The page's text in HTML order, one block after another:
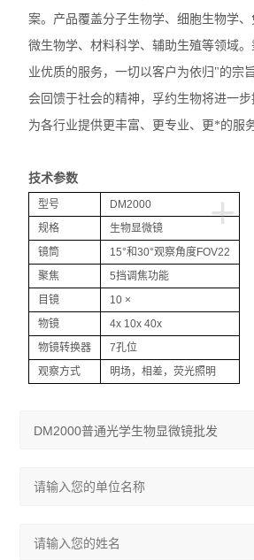
徕卡DM3000生物显微镜
徕卡DM2000生物显微镜
徕卡DM1000生物显微镜
徕卡DM750生物显微镜
徕卡DM500生物显微镜
尼康E200生物显微镜
尼康SMZ745T体视显微镜
尼康SMZ745体视显微镜
尼康Si生物显微镜
尼康Ei生物显微镜
奥林巴斯SZ51体视显微镜
案。产品覆盖分子生物学、细胞生物学、
微生物学、材料科学、辅助生殖等领域
业优质的服务，一切以客户为依归"的宗
会回馈于社会的精神，孚约生物将进一步
为各行业提供更丰富、更专业、更*的服务
技术参数
+
型号
DM2000
规格
生物显微镜
镜筒
15°和30°观察角度FOV22
聚焦
5挡调焦功能
目镜
10 ×
物镜
4x 10x 40x
物镜转换器
7孔位
观察方式
明场，相差，荧光照明